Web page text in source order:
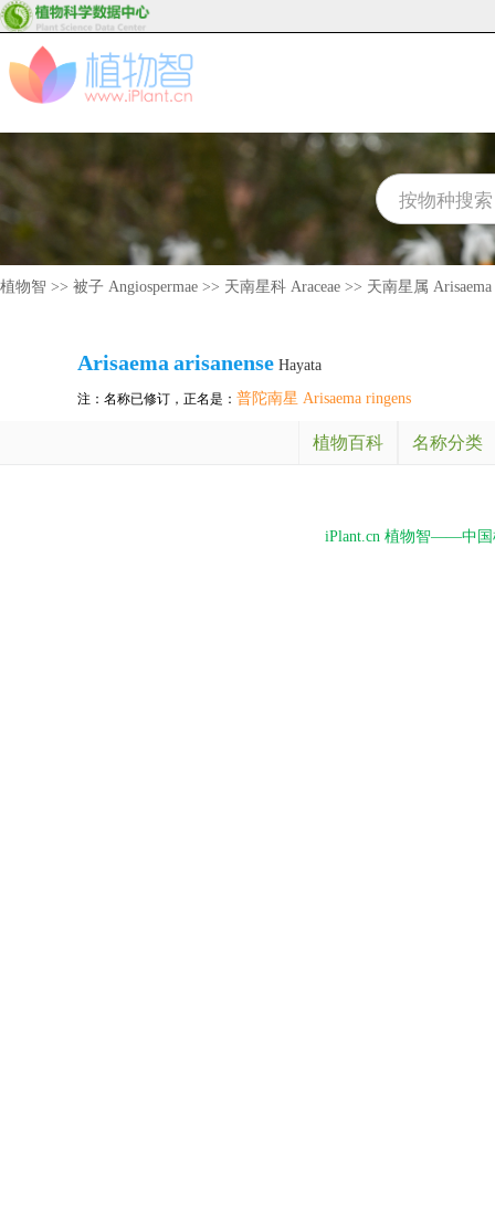
植物智 >> 被子 Angiospermae >> 天南星科 Araceae >> 天南星属 Arisaema
Arisaema arisanense Hayata
注：名称已修订，正名是： 普陀南星 Arisaema ringens
植物百科 名称分类
iPlant.cn 植物智——中国